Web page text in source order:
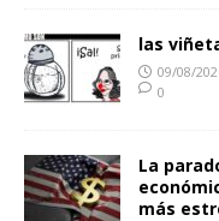
las
09/08/
0
La
más